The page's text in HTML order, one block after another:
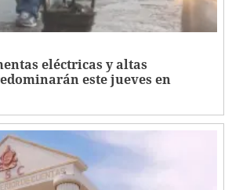
eléctricas y altas
este jueves en